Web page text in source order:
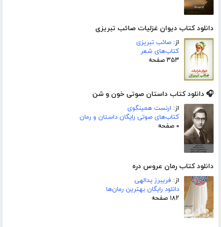
دانلود کتاب دیوان غزلیات صائب تبریزی
از: صائب تبریزی
کتاب‌های شعر
۳۵۳ صفحه
🎧 دانلود کتاب داستان صوتی خون و شن
از: ارنست همینگوی
کتاب‌های صوتی رایگان داستان و رمان
۰ صفحه
دانلود کتاب رمان عروس دره
از: فریبرز یدالهی
دانلود رایگان بهترین رمان‌ها
۱۸۲ صفحه